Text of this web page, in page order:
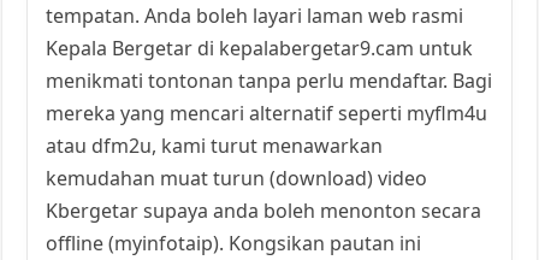
tempatan. Anda boleh layari laman web rasmi
Kepala Bergetar di kepalabergetar9.cam untuk
menikmati tontonan tanpa perlu mendaftar. Bagi
mereka yang mencari alternatif seperti myflm4u
atau dfm2u, kami turut menawarkan
kemudahan muat turun (download) video
Kbergetar supaya anda boleh menonton secara
offline (myinfotaip). Kongsikan pautan ini